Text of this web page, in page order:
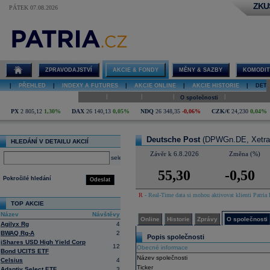
PÁTEK 07.08.2026
Deutsche Post
ZPRAVODAJSTVÍ AKCIE & FONDY MĚNY & SAZBY
PŘEHLED INDEXY A FUTURES AKCIE ONLINE AKCIE HISTORIE
O společnosti
PX 2 805,12 1,30% DAX 26 140,13 0,05% NDQ 26 348,35 -0,06% CZK/€ 24,230 0,04%
HLEDÁNÍ V DETAILU AKCIÍ
select
Odeslat
Pokročilé hledání
TOP AKCIE
Název
Návštěvy
Agilyx Rg
4
BWAQ Rg-A
2
iShares USD High Yield Corp
Bond UCITS ETF
12
Celsius
4
Deutsche Post (DPWGn.DE,
Závěr k 6.8.2026 Změna (%)
55,30 -0,50
R - Real-Time data si mohou aktivovat klienti
Online Historie Zprávy O společnosti
Popis společnosti
Obecné informace
Název společnosti
Ticker